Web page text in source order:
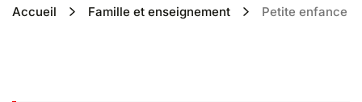
Accueil Famille et enseignement Petite enfance